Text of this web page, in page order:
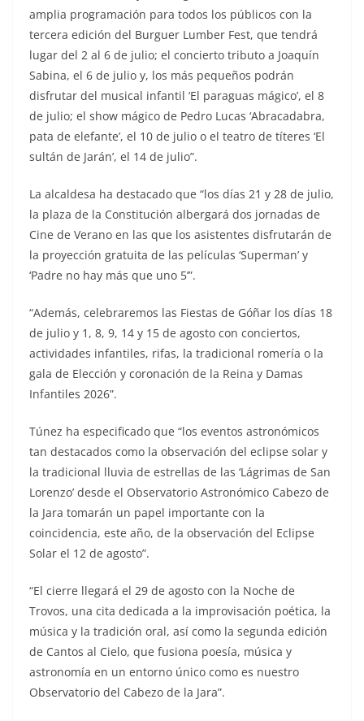
amplia programación para todos los públicos con la
tercera edición del Burguer Lumber Fest, que tendrá
lugar del 2 al 6 de julio; el concierto tributo a Joaquín
Sabina, el 6 de julio y, los más pequeños podrán
disfrutar del musical infantil ‘El paraguas mágico’, el 8
de julio; el show mágico de Pedro Lucas ‘Abracadabra,
pata de elefante’, el 10 de julio o el teatro de títeres ‘El
sultán de Jarán’, el 14 de julio”.
La alcaldesa ha destacado que “los días 21 y 28 de julio,
la plaza de la Constitución albergará dos jornadas de
Cine de Verano en las que los asistentes disfrutarán de
la proyección gratuita de las películas ‘Superman’ y
‘Padre no hay más que uno 5’”.
“Además, celebraremos las Fiestas de Góñar los días 18
de julio y 1, 8, 9, 14 y 15 de agosto con conciertos,
actividades infantiles, rifas, la tradicional romería o la
gala de Elección y coronación de la Reina y Damas
Infantiles 2026”.
Túnez ha especificado que “los eventos astronómicos
tan destacados como la observación del eclipse solar y
la tradicional lluvia de estrellas de las ‘Lágrimas de San
Lorenzo’ desde el Observatorio Astronómico Cabezo de
la Jara tomarán un papel importante con la
coincidencia, este año, de la observación del Eclipse
Solar el 12 de agosto”.
“El cierre llegará el 29 de agosto con la Noche de
Trovos, una cita dedicada a la improvisación poética, la
música y la tradición oral, así como la segunda edición
de Cantos al Cielo, que fusiona poesía, música y
astronomía en un entorno único como es nuestro
Observatorio del Cabezo de la Jara”.